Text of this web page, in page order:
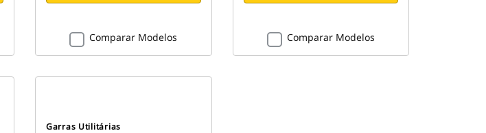
Comparar Modelos Comparar Modelos
Garras Utilitárias